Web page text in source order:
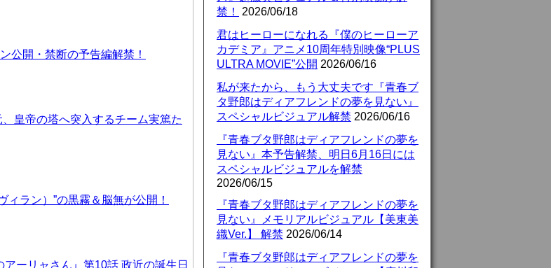
公開・禁断の予告編解禁！
皇帝の塔へ突入するチーム実篤た
ィラン）”の黒霧＆脳無が公開！
アーリャさん』第10話 政近の誕生日
禁！
2026/06/18
君はヒーローになれる『僕のヒーローア
カデミア』アニメ10周年特別映像“PLUS
ULTRA MOVIE”公開 2026/06/16
私が来たから、もう大丈夫です『青春ブ
タ野郎はディアフレンドの夢を見ない』
スペシャルビジュアル解禁 2026/06/16
『青春ブタ野郎はディアフレンドの夢を
見ない』本予告解禁、明日6月16日には
スペシャルビジュアルを解禁
2026/06/15
『青春ブタ野郎はディアフレンドの夢を
見ない』メモリアルビジュアル【美東美
織Ver.】 解禁 2026/06/14
『青春ブタ野郎はディアフレンドの夢を